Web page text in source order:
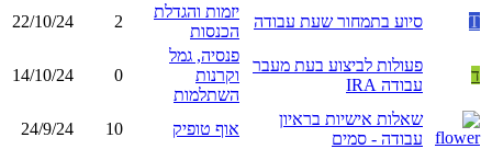
T סיוע בתמחור שעת עבודה
יזמות והגדלת
הכנסות
2
22/10/24
ד
פעולות לביצוע בעת מעבר
עבודה IRA
פנסיה, גמל
וקרנות
השתלמות
0
14/10/24
שאלות אישיות בראיון
עבודה - סמים
אוף טופיק 10
24/9/24